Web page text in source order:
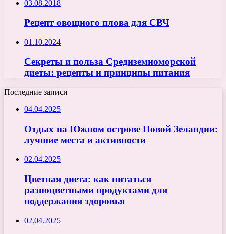
03.08.2018
Рецепт овощного плова для СВЧ
01.10.2024
Секреты и польза Средиземноморской
диеты: рецепты и принципы питания
Последние записи
04.04.2025
Отдых на Южном острове Новой Зеландии:
лучшие места и активности
02.04.2025
Цветная диета: как питаться
разноцветными продуктами для
поддержания здоровья
02.04.2025